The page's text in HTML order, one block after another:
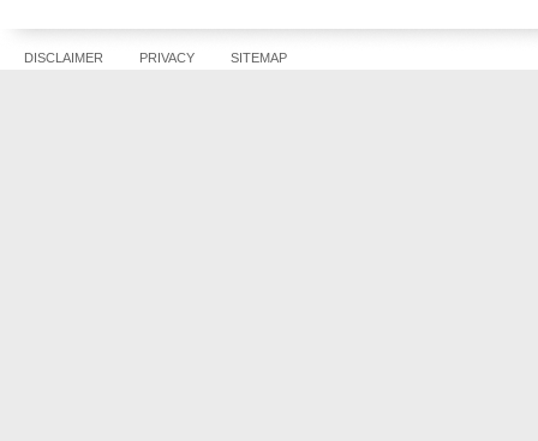
DISCLAIMER PRIVACY SITEMAP